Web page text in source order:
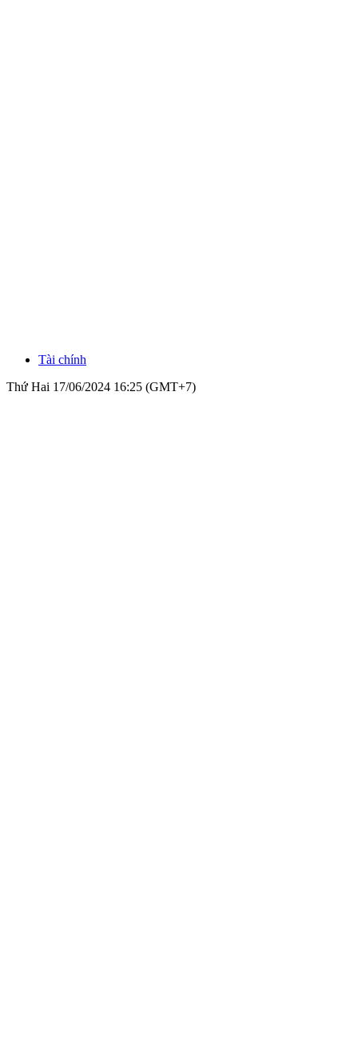
Tài chính
Thứ Hai 17/06/2024 16:25 (GMT+7)